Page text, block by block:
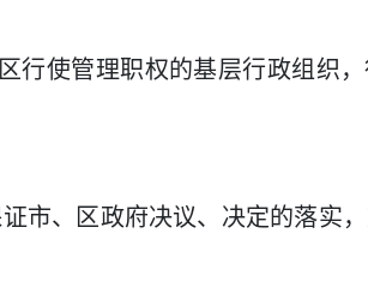
行使管理职权的基层行政组织
市、区政府决议、决定的落实